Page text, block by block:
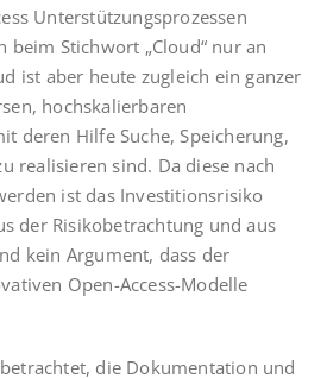
Unterstützungsprozessen
beim Stichwort „Cloud“ nur an
ist aber heute zugleich ein ganzer
hochskalierbaren
deren Hilfe Suche, Speicherung,
realisieren sind. Da diese nach
ist das Investitionsrisiko
der Risikobetrachtung und aus
kein Argument, dass der
Open-Access-Modelle
die Dokumentation und